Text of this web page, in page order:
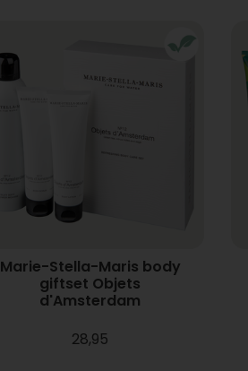
Marie-Stella-Maris body
giftset Objets
d'Amsterdam
28,95